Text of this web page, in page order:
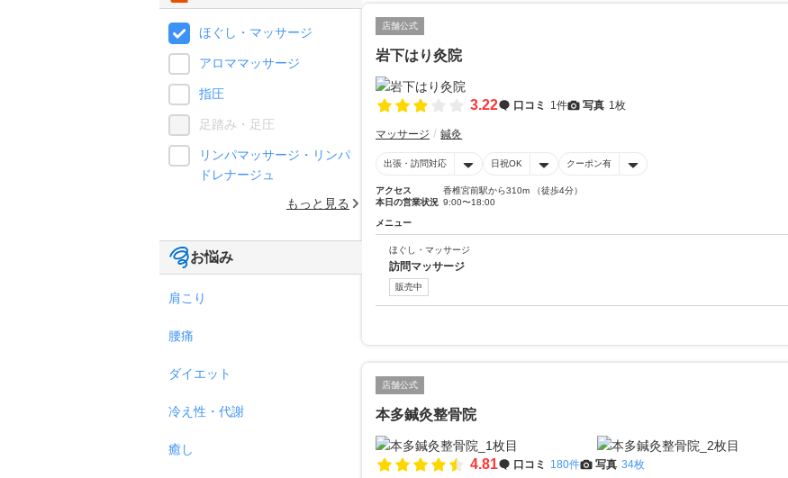
店舗公式
岩下はり灸院
3.22 口コミ 1件 写真 1枚
マッサージ 鍼灸
出張・訪問対応 日祝OK クーポン有
アクセス
香椎宮前駅から310m （徒歩4分）
本日の営業状況 9:00〜18:00
メニュー
ほぐし・マッサージ
訪問マッサージ
販売中
店舗公式
本多鍼灸整骨院
4.81 口コミ 180件 写真 34枚
ほぐし・マッサージ
アロママッサージ
指圧
足踏み・足圧
リンパマッサージ・リンパ
ドレナージュ
もっと見る
お悩み
肩こり
腰痛
ダイエット
冷え性・代謝
癒し